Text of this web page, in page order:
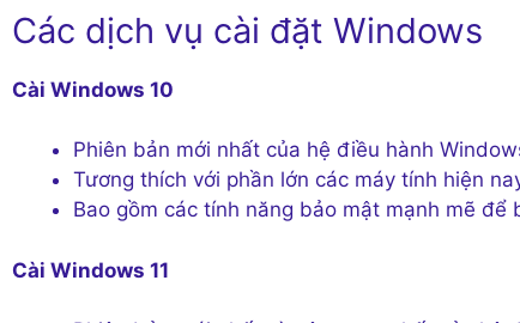
Các dịch vụ cài đặt Windows
Cài Windows 10
Phiên bản mới nhất của hệ điều hành
Tương thích với phần lớn các máy tính hiện
Bao gồm các tính năng bảo mật mạnh mẽ để
Cài Windows 11